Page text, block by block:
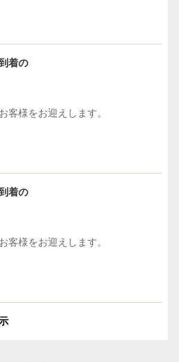
着の
客様をお迎えします。
着の
客様をお迎えします。